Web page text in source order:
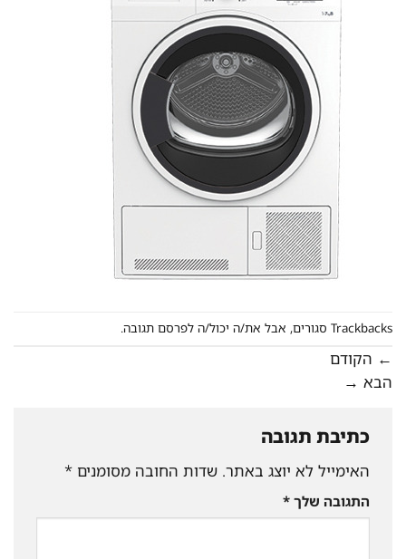
Trackbacks סגורים, אבל את/ה יכול/ה לפרסם תגובה.
← הקודם
הבא →
כתיבת תגובה
האימייל לא יוצג באתר. שדות החובה מסומנים *
התגובה שלך *